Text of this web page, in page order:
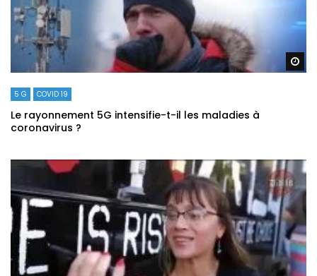
5 G COVID 19
Le rayonnement 5G intensifie-t-il les maladies à
coronavirus ?